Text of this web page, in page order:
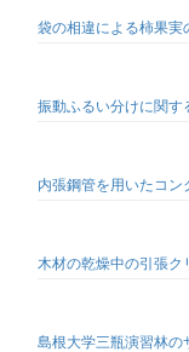
袋の相違による柿果
振動ふるい分けに関
内張鋼管を用いたコ
木材の乾燥中の引張ク
島根大学三瓶演習林の